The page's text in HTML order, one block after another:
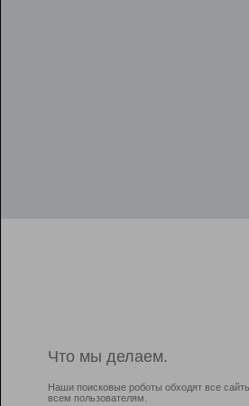
Что мы делаем.
Наши поисковые роботы обходят все
всем пользователям.